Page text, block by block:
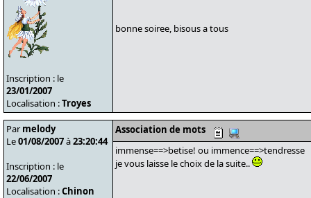
Inscription : le
23/01/2007
Localisation :Troyes
bonne soiree, bisous a tous
Par melody
Le01/08/2007à23:20:44
Inscription : le
22/06/2007
Localisation :Chinon
Association de mots
immense==>betise! ou immence==>tendresse
je vous laisse le choix de la suite..